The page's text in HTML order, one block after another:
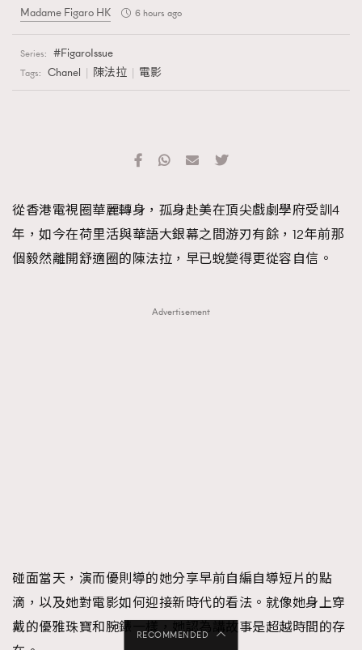
Madame Figaro HK 6 hours ago
Series: FigaroIssue
Tags: Chanel 陳法拉 電影
從香港電視圈華麗轉身，孤身赴美在頂尖戲劇學府受訓4
年，如今在荷里活與華語大銀幕之間游刃有餘，12年前那
個毅然離開舒適圈的陳法拉，早已蛻變得更從容自信。
Advertisement
碰面當天，演而優則導的她分享早前自編自導短片的點
滴，以及她對電影如何迎接新時代的看法。就像她身上穿
戴的優雅珠寶和腕錶一樣，她認為講故事是超越時間的存
RECOMMENDED